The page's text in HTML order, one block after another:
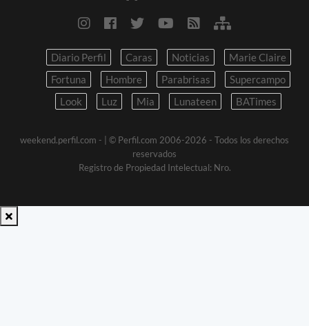
Diario Perfil Caras Noticias
Marie Claire
Fortuna
Hombre Parabrisas
Supercampo
Look
Luz Mia Lunateen BATimes
weekend.perfil.com -
| © Perfil.com 2006-2026 - Todos los derechos
reservados
Registro de Propiedad Intelectual: Nro.